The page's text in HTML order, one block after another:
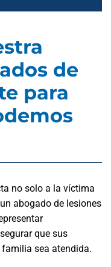
de
para
no solo a la víctima
abogado de lesiones
que sus
sea atendida.